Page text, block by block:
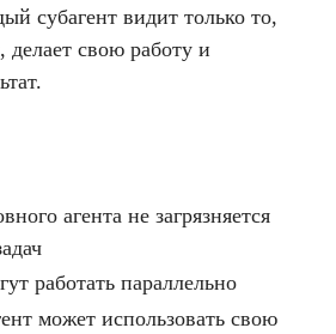
субагент видит только то,
делает свою работу и
агента не загрязняется
работать параллельно
может использовать свою